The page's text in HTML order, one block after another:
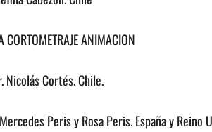
CORTOMETRAJE ANIMACION
Nicolás Cortés. Chile.
Peris y Rosa Peris. España y Reino